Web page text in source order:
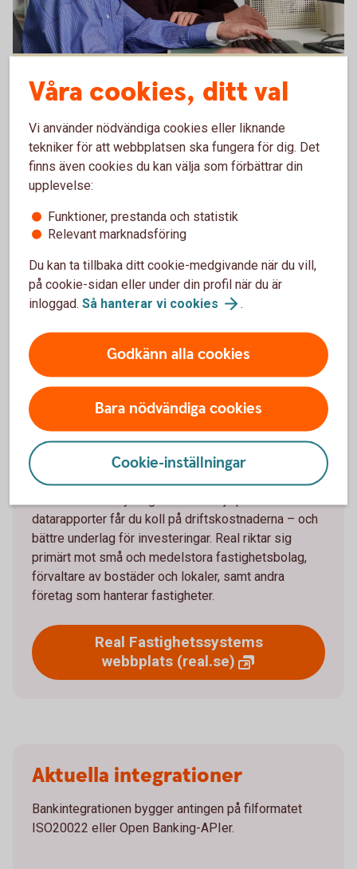
Hantera er ekonomi på ett
och
sätt med bankintegration.
Real
Om Real Fastighetssystem
Real Fastighetssystem är ett affärssystem för
fastighetsägare som vill förenkla vardagen. Det
hanterar allt från hyresavtal och underhållsplaner till
datarapporter får du koll på driftskostnaderna – och
bättre underlag för investeringar. Real riktar sig
primärt mot små och medelstora fastighetsbolag,
förvaltare av bostäder och lokaler, samt andra
företag som hanterar fastigheter.
Real Fastighetssystems
webbplats (real.se)
Aktuella integrationer
Bankintegrationen bygger antingen på filformatet
ISO20022 eller Open Banking-APIer.
Våra cookies, ditt val
Vi använder nödvändiga cookies eller liknande
tekniker för att webbplatsen ska fungera för dig. Det
finns även cookies du kan välja som förbättrar din
upplevelse:
Funktioner, prestanda och statistik
Relevant marknadsföring
Du kan ta tillbaka ditt cookie-medgivande när du vill,
på cookie-sidan eller under din profil när du är
inloggad. Så hanterar vi cookies .
Godkänn alla cookies
Bara nödvändiga cookies
Cookie-inställningar